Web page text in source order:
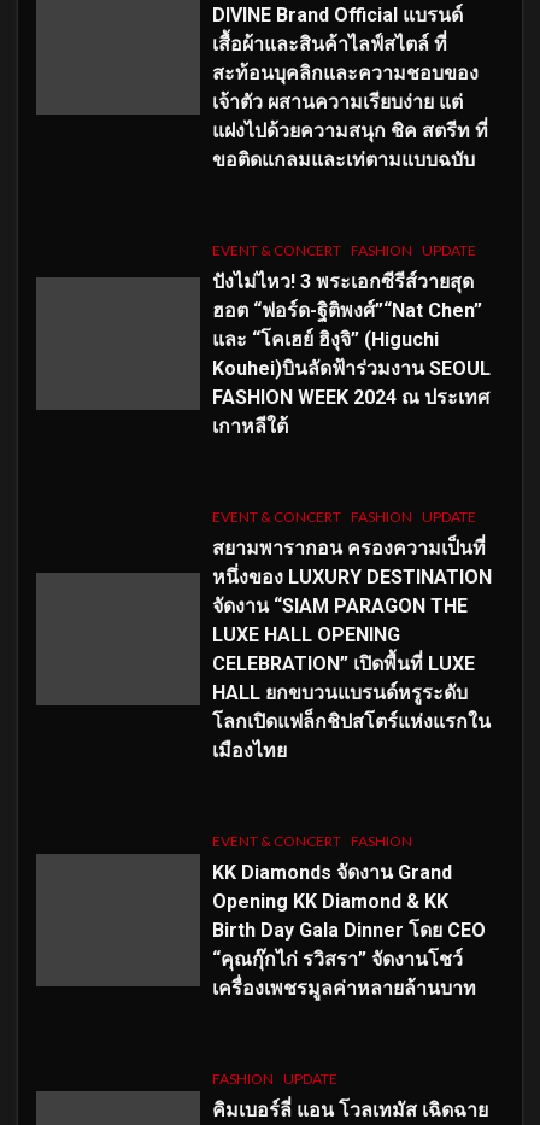
DIVINE Brand Official แบรนด์
เสื้อผ้าและสินค้าไลฟ์สไตล์ ที่
สะท้อนบุคลิกและความชอบของ
เจ้าตัว ผสานความเรียบง่าย แต่
แฝงไปด้วยความสนุก ชิค สตรีท ที่
ขอติดแกลมและเท่ตามแบบฉบับ
EVENT & CONCERT FASHION UPDATE
ปังไม่ไหว! 3 พระเอกซีรีส์วายสุด
ฮอต “ฟอร์ด-ฐิติพงศ์”“Nat Chen”
และ “โคเฮย์ ฮิงุจิ” (Higuchi
Kouhei)บินลัดฟ้าร่วมงาน SEOUL
FASHION WEEK 2024 ณ ประเทศ
เกาหลีใต้
EVENT & CONCERT FASHION UPDATE
สยามพารากอน ครองความเป็นที่
หนึ่งของ LUXURY DESTINATION
จัดงาน “SIAM PARAGON THE
LUXE HALL OPENING
CELEBRATION” เปิดพื้นที่ LUXE
HALL ยกขบวนแบรนด์หรูระดับ
โลกเปิดแฟล็กชิปสโตร์แห่งแรกใน
เมืองไทย
EVENT & CONCERT FASHION
KK Diamonds จัดงาน Grand
Opening KK Diamond & KK
Birth Day Gala Dinner โดย CEO
“คุณกุ๊กไก่ รวิสรา” จัดงานโชว์
เครื่องเพชรมูลค่าหลายล้านบาท
FASHION UPDATE
คิมเบอร์ลี่ แอน โวลเทมัส เฉิดฉาย